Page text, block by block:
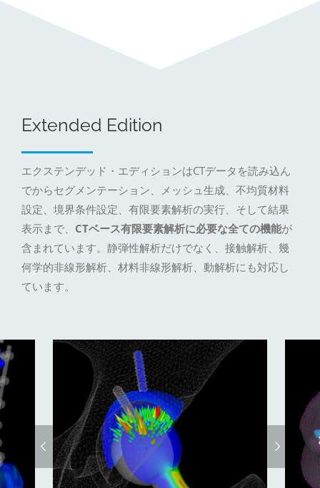
Extended Edition
エクステンデッド・エディションはCTデータを読み込ん
でからセグメンテーション、メッシュ生成、不均質材料
設定、境界条件設定、有限要素解析の実行、そして結果
表示まで、 CTベース有限要素解析に必要な全ての機能が
含まれています。静弾性解析だけでなく、接触解析、幾
何学的非線形解析、材料非線形解析、動解析にも対応し
ています。